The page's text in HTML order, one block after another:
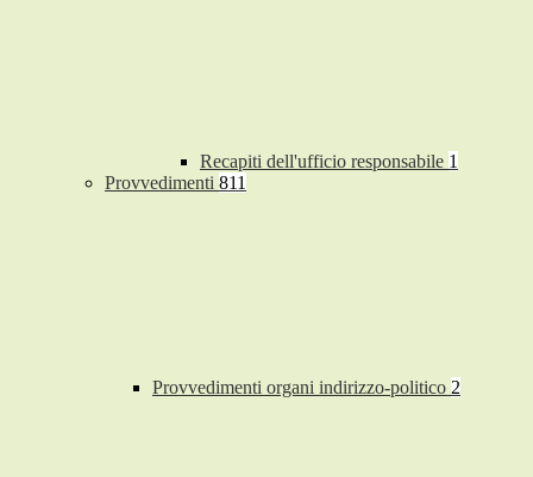
Recapiti dell'ufficio responsabile 1
Provvedimenti 811
Provvedimenti organi indirizzo-politico 2